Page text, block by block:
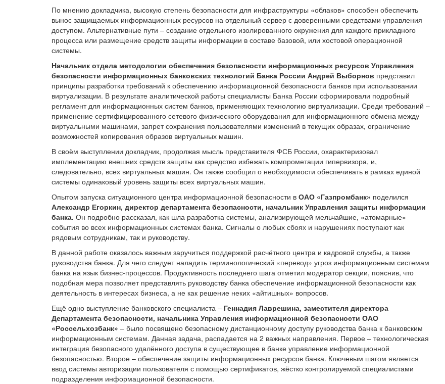
По мнению докладчика, высокую степень безопасности для инфраструктуры «облаков» способен обеспечить
вынос защищаемых информационных ресурсов на отдельный сервер с доверенными средствами управления
доступом. Альтернативные пути – создание отдельного изолированного окружения для каждого прикладного
процесса или размещение средств защиты информации в составе базовой, или хостовой операционной
системы.
Начальник отдела методологии обеспечения безопасности информационных ресурсов Управления
безопасности информационных банковских технологий Банка России Андрей Выборнов представил
принципы разработки требований к обеспечению информационной безопасности банков при использовании
виртуализации. В результате аналитической работы специалисты Банка России сформировали подробный
регламент для информационных систем банков, применяющих технологию виртуализации. Среди требований –
применение сертифицированного сетевого физического оборудования для информационного обмена между
виртуальными машинами, запрет сохранения пользователями изменений в текущих образах, ограничение
возможностей копирования образов виртуальных машин.
В своём выступлении докладчик, продолжая мысль представителя ФСБ России, охарактеризовал
имплементацию внешних средств защиты как средство избежать компрометации гипервизора, и,
следовательно, всех виртуальных машин. Он также сообщил о необходимости обеспечивать в рамках единой
системы одинаковый уровень защиты всех виртуальных машин.
Опытом запуска ситуационного центра информационной безопасности в ОАО «Газпромбанк» поделился
Александр Егоркин, директор департамента безопасности, начальник Управления защиты информации
банка. Он подробно рассказал, как шла разработка системы, анализирующей мельчайшие, «атомарные»
события во всех информационных системах банка. Сигналы о любых сбоях и нарушениях поступают как
рядовым сотрудникам, так и руководству.
В данной работе оказалось важным заручиться поддержкой расчётного центра и кадровой службы, а также
руководства банка. Для чего следует наладить терминологический «перевод» угроз информационным системам
банка на язык бизнес-процессов. Продуктивность последнего шага отметил модератор секции, пояснив, что
подобная мера позволяет представлять руководству банка обеспечение информационной безопасности как
деятельность в интересах бизнеса, а не как решение неких «айтишных» вопросов.
Ещё одно выступление банковского специалиста – Геннадия Лаврешина, заместителя директора
Департамента безопасности, начальника Управления информационной безопасности ОАО
«Россельхозбанк» – было посвящено безопасному дистанционному доступу руководства банка к банковским
информационным системам. Данная задача, распадается на 2 важных направления. Первое – технологическая
интеграция безопасного удалённого доступа в существующее в банке управление информационной
безопасностью. Второе – обеспечение защиты информационных ресурсов банка. Ключевым шагом является
ввод системы авторизации пользователя с помощью сертификатов, жёстко контролируемой специалистами
подразделения информационной безопасности.